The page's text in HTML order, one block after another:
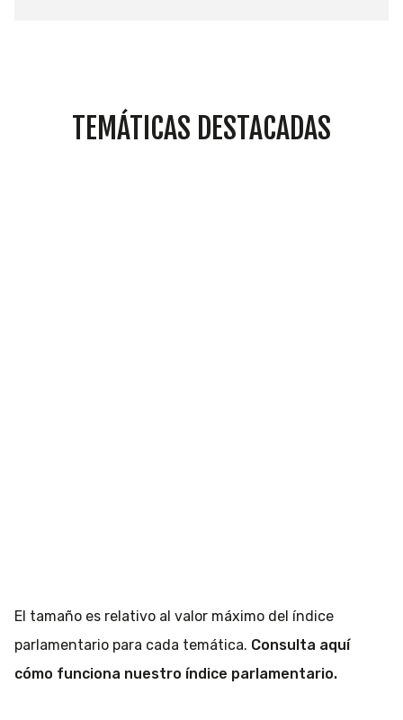
TEMÁTICAS DESTACADAS
El tamaño es relativo al valor máximo del índice
parlamentario para cada temática. Consulta aquí
cómo funciona nuestro índice parlamentario.